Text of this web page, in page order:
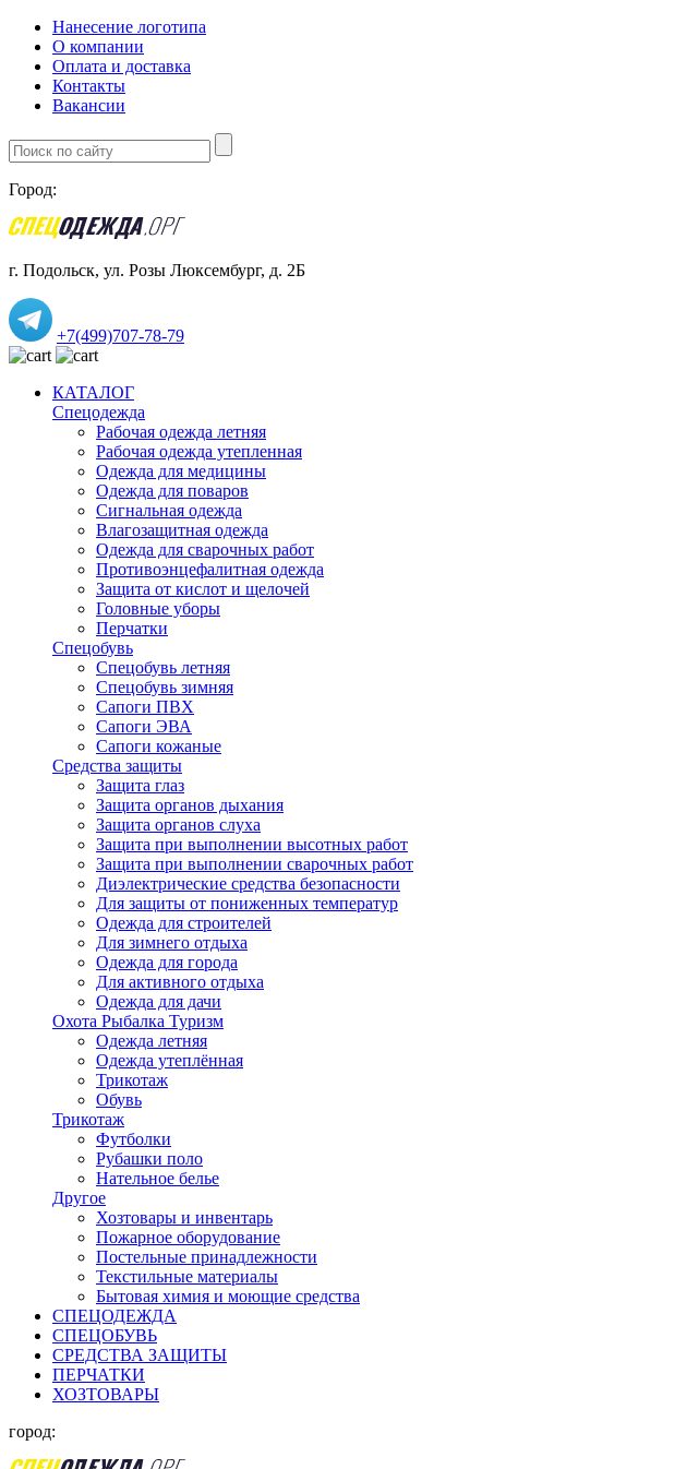
Нанесение логотипа
О компании
Оплата и доставка
Контакты
Вакансии
Город:
г. Подольск, ул. Розы Люксембург, д. 2Б
+7(499)707-78-79
КАТАЛОГ
Спецодежда
Рабочая одежда летняя
Рабочая одежда утепленная
Одежда для медицины
Одежда для поваров
Сигнальная одежда
Влагозащитная одежда
Одежда для сварочных работ
Противоэнцефалитная одежда
Защита от кислот и щелочей
Головные уборы
Перчатки
Спецобувь
Спецобувь летняя
Спецобувь зимняя
Сапоги ПВХ
Сапоги ЭВА
Сапоги кожаные
Средства защиты
Защита глаз
Защита органов дыхания
Защита органов слуха
Защита при выполнении высотных работ
Защита при выполнении сварочных работ
Диэлектрические средства безопасности
Для защиты от пониженных температур
Одежда для строителей
Для зимнего отдыха
Одежда для города
Для активного отдыха
Одежда для дачи
Охота Рыбалка Туризм
Одежда летняя
Одежда утеплённая
Трикотаж
Обувь
Трикотаж
Футболки
Рубашки поло
Нательное белье
Другое
Хозтовары и инвентарь
Пожарное оборудование
Постельные принадлежности
Текстильные материалы
Бытовая химия и моющие средства
СПЕЦОДЕЖДА
СПЕЦОБУВЬ
СРЕДСТВА ЗАЩИТЫ
ПЕРЧАТКИ
ХОЗТОВАРЫ
город: